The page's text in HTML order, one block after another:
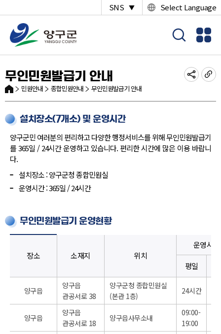
SNS ▼ Select Language
무인민원발급기 안내
민원안내 종합민원안내 무인민원발급기 안내
설치장소(7개소) 및 운영시간
양구군민 여러분의 편리하고 다양한 행정서비스를 위해 무인민원발급기
를 365일 / 24시간 운영하고 있습니다. 편리한 시간에 많은 이용 바랍니
다.
설치장소 : 양구군청 종합민원실
운영시간 : 365일 / 24시간
무인민원발급기 운영현황
장소 소재지 위치
운영시간
평일
양구읍
양구읍
관공서로 38
양구군청 종합민원실
(본관 1층)
24시간
양구읍
양구읍
관공서로 18
양구읍사무소내
09:00-
19:00